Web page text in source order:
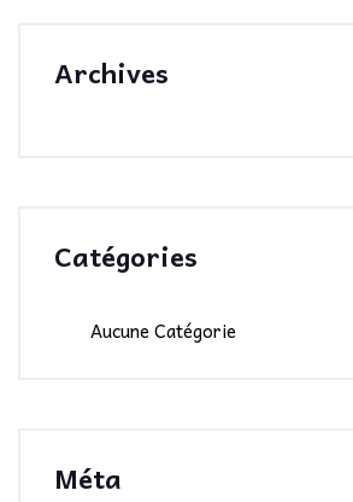
Archives
Catégories
Aucune Catégorie
Méta